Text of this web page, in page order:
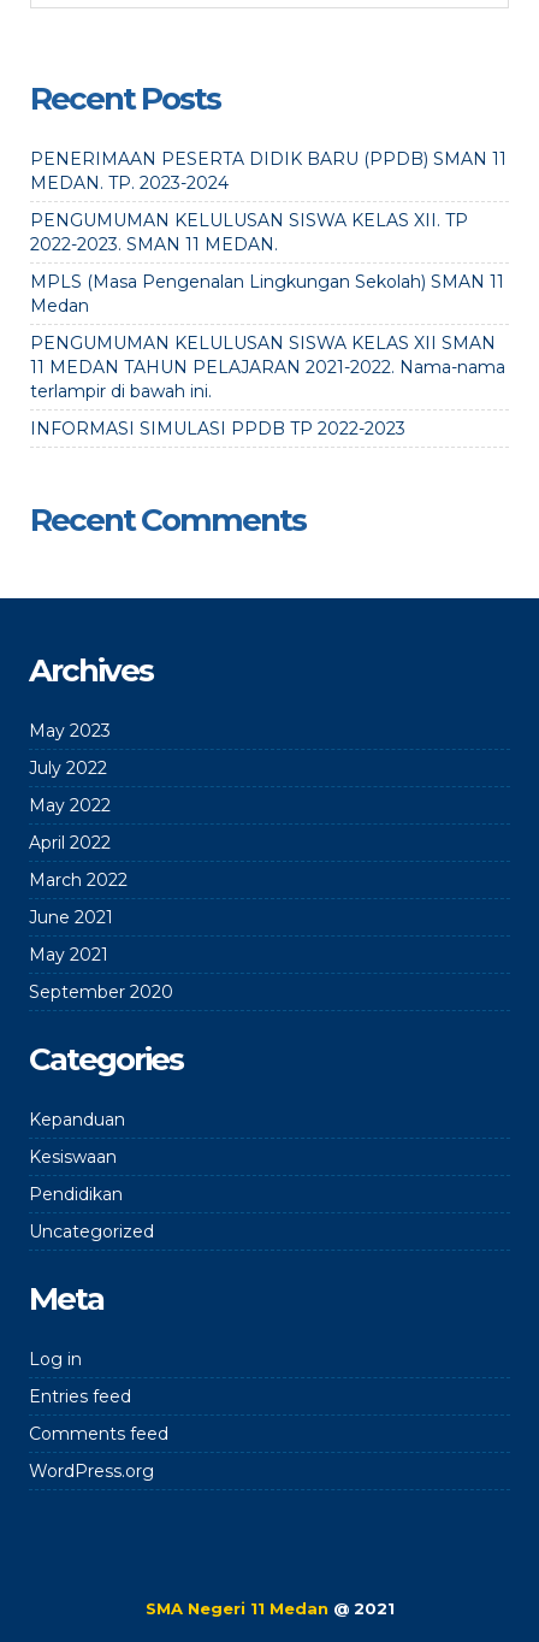
Recent Posts
PENERIMAAN PESERTA DIDIK BARU (PPDB) SMAN 11
MEDAN. TP. 2023-2024
PENGUMUMAN KELULUSAN SISWA KELAS XII. TP
2022-2023. SMAN 11 MEDAN.
MPLS (Masa Pengenalan Lingkungan Sekolah) SMAN 11
Medan
PENGUMUMAN KELULUSAN SISWA KELAS XII SMAN
11 MEDAN TAHUN PELAJARAN 2021-2022. Nama-nama
terlampir di bawah ini.
INFORMASI SIMULASI PPDB TP 2022-2023
Recent Comments
Archives
May 2023
July 2022
May 2022
April 2022
March 2022
June 2021
May 2021
September 2020
Categories
Kepanduan
Kesiswaan
Pendidikan
Uncategorized
Meta
Log in
Entries feed
Comments feed
WordPress.org
SMA Negeri 11 Medan @ 2021